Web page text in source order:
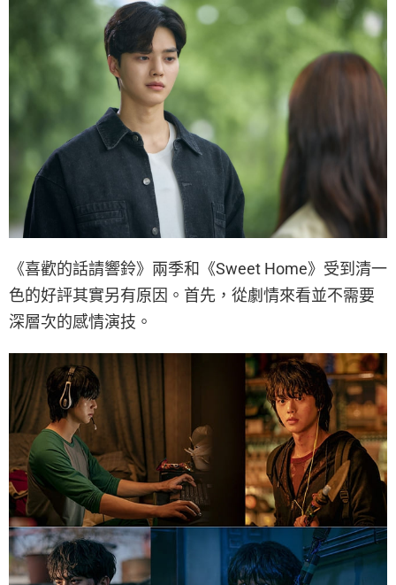
《喜歡的話請響鈴》兩季和《Sweet Home》受到清一
色的好評其實另有原因。首先，從劇情來看並不需要
深層次的感情演技。